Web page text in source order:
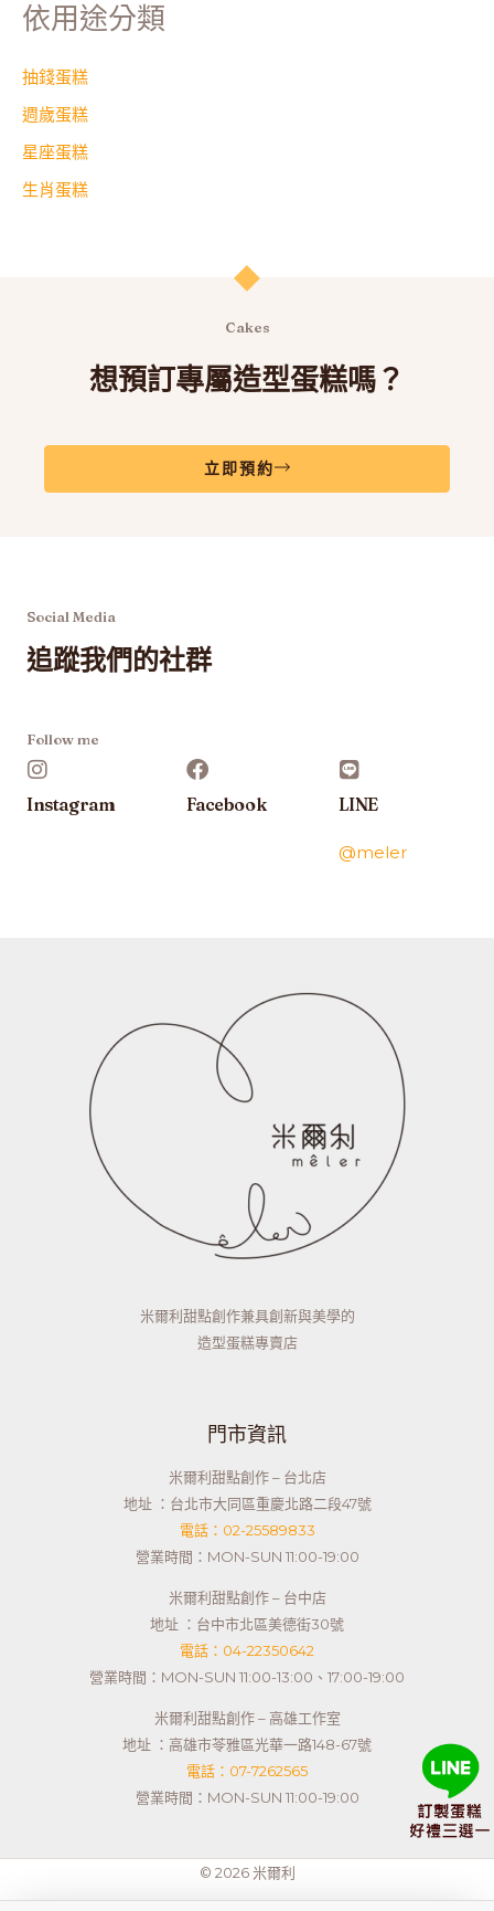
依用途分類
抽錢蛋糕
週歲蛋糕
星座蛋糕
生肖蛋糕
Cakes
想預訂專屬造型蛋糕嗎？
立即預約
Social Media
追蹤我們的社群
Follow me
Instagram Facebook LINE
@meler
米爾利甜點創作兼具創新與美學的
造型蛋糕專賣店
門市資訊
米爾利甜點創作 – 台北店
地址 ：台北市大同區重慶北路二段47號
電話：02-25589833
營業時間：MON-SUN 11:00-19:00
米爾利甜點創作 – 台中店
地址 ：台中市北區美德街30號
電話：04-22350642
營業時間：MON-SUN 11:00-13:00、17:00-19:00
米爾利甜點創作 – 高雄工作室
地址 ：高雄市苓雅區光華一路148-67號
電話：07-7262565
營業時間：MON-SUN 11:00-19:00
© 2026 米爾利